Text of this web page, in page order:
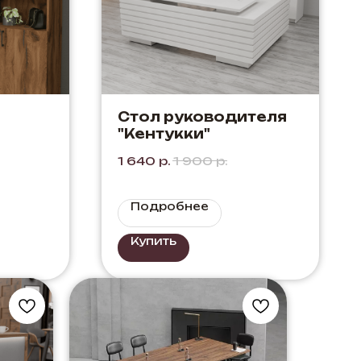
Стол руководителя
"Кентукки"
1 640 р. 1 900 р.
Подробнее
Купить